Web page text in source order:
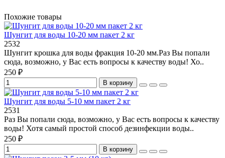
Похожие товары
Шунгит для воды 10-20 мм пакет 2 кг
2532
Шунгит крошка для воды фракция 10-20 мм.Раз Вы попали
сюда, возможно, у Вас есть вопросы к качеству воды! Хо..
250 ₽
В корзину
Шунгит для воды 5-10 мм пакет 2 кг
2531
Раз Вы попали сюда, возможно, у Вас есть вопросы к качеству
воды! Хотя самый простой способ дезинфекции воды..
250 ₽
В корзину